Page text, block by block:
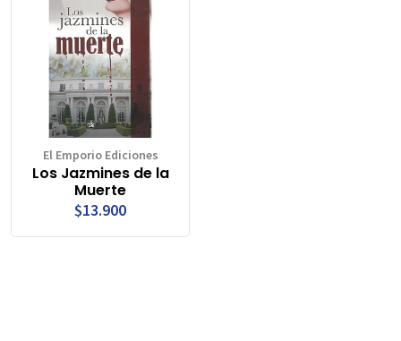
El Emporio Ediciones
Los Jazmines de la
Muerte
$13.900